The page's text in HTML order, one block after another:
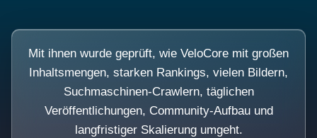
Mit ihnen wurde geprüft, wie VeloCore mit großen
Inhaltsmengen, starken Rankings, vielen Bildern,
Suchmaschinen-Crawlern, täglichen
Veröffentlichungen, Community-Aufbau und
langfristiger Skalierung umgeht.